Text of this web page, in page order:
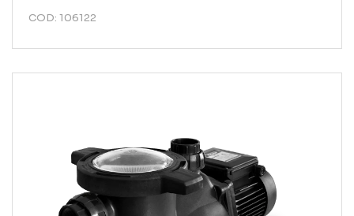
COD: 106122